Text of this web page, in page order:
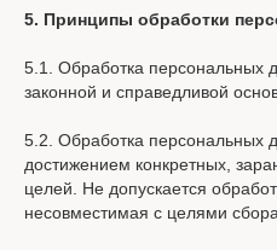
5. Принципы обработки
5.1. Обработка персональных
законной и справедливой
5.2. Обработка персональных
достижением конкретных,
целей. Не допускается
несовместимая с целями